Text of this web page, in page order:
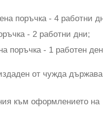
поръчка - 4 работни
- 2 работни дни;
поръчка - 1 работен
от чужда
към оформлението на